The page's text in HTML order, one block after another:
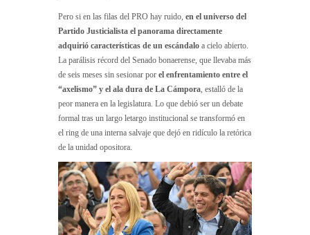
Pero si en las filas del PRO hay ruido, en el universo del
Partido Justicialista el panorama directamente
adquirió características de un escándalo a cielo abierto.
La parálisis récord del Senado bonaerense, que llevaba más
de seis meses sin sesionar por el enfrentamiento entre el
“axelismo” y el ala dura de La Cámpora, estalló de la
peor manera en la legislatura. Lo que debió ser un debate
formal tras un largo letargo institucional se transformó en
el ring de una interna salvaje que dejó en ridículo la retórica
de la unidad opositora.